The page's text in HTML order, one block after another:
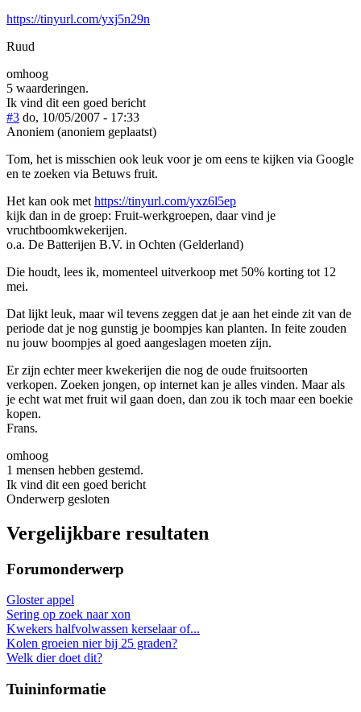
https://tinyurl.com/yxj5n29n
Ruud
omhoog
5 waarderingen.
Ik vind dit een goed bericht
#3 do, 10/05/2007 - 17:33
Anoniem (anoniem geplaatst)
Tom, het is misschien ook leuk voor je om eens te kijken via Google
en te zoeken via Betuws fruit.
Het kan ook met https://tinyurl.com/yxz6l5ep
kijk dan in de groep: Fruit-werkgroepen, daar vind je
vruchtboomkwekerijen.
o.a. De Batterijen B.V. in Ochten (Gelderland)
Die houdt, lees ik, momenteel uitverkoop met 50% korting tot 12
mei.
Dat lijkt leuk, maar wil tevens zeggen dat je aan het einde zit van de
periode dat je nog gunstig je boompjes kan planten. In feite zouden
nu jouw boompjes al goed aangeslagen moeten zijn.
Er zijn echter meer kwekerijen die nog de oude fruitsoorten
verkopen. Zoeken jongen, op internet kan je alles vinden. Maar als
je echt wat met fruit wil gaan doen, dan zou ik toch maar een boekie
kopen.
Frans.
omhoog
1 mensen hebben gestemd.
Ik vind dit een goed bericht
Onderwerp gesloten
Vergelijkbare resultaten
Forumonderwerp
Gloster appel
Sering op zoek naar xon
Kwekers halfvolwassen kerselaar of...
Kolen groeien nier bij 25 graden?
Welk dier doet dit?
Tuininformatie